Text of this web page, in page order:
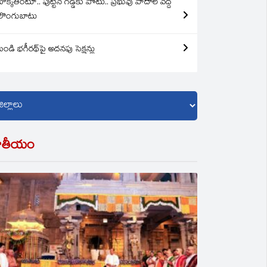
పుట్టిన గడ్డకు పోటు.. ప్రభువు పాదాల వద్ద
భగీరథ్‌పై అదనపు సెక్షన్లు